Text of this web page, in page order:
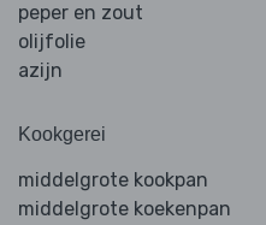
peper en zout
olijfolie
azijn
Kookgerei
middelgrote kookpan
middelgrote koekenpan